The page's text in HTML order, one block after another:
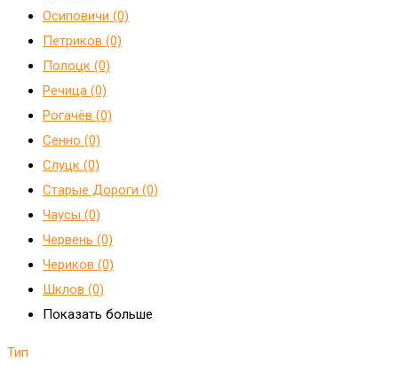
Осиповичи (0)
Петриков (0)
Полоцк (0)
Речица (0)
Рогачёв (0)
Сенно (0)
Слуцк (0)
Старые Дороги (0)
Чаусы (0)
Червень (0)
Чериков (0)
Шклов (0)
Показать больше
Тип